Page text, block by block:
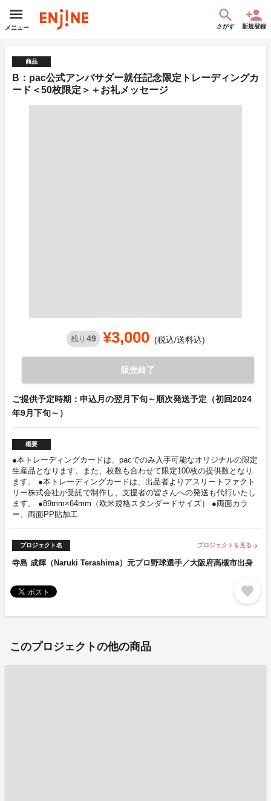
メニュー さがす 新規登録
商品
B：pac公式アンバサダー就任記念限定トレーディングカ
ード＜50枚限定＞＋お礼メッセージ
残り 49 ¥3,000 (税込/送料込)
販売終了
ご提供予定時期：申込月の翌月下旬～順次発送予定（初回2024
年9月下旬～）
概要
●本トレーディングカードは、pacでのみ入手可能なオリジナルの限定
生産品となります。また、枚数も合わせて限定100枚の提供数となり
ます。 ●本トレーディングカードは、出品者よりアスリートファクト
リー株式会社が受託で制作し、支援者の皆さんへの発送も代行いたし
ます。 ●89mm×64mm（欧米規格スタンダードサイズ） ●両面カラ
ー、両面PP貼加工
プロジェクト名 プロジェクトを見る arrow_forward
寺島 成輝（Naruki Terashima）元プロ野球選手／大阪府高槻市出身
favorite
このプロジェクトの他の商品